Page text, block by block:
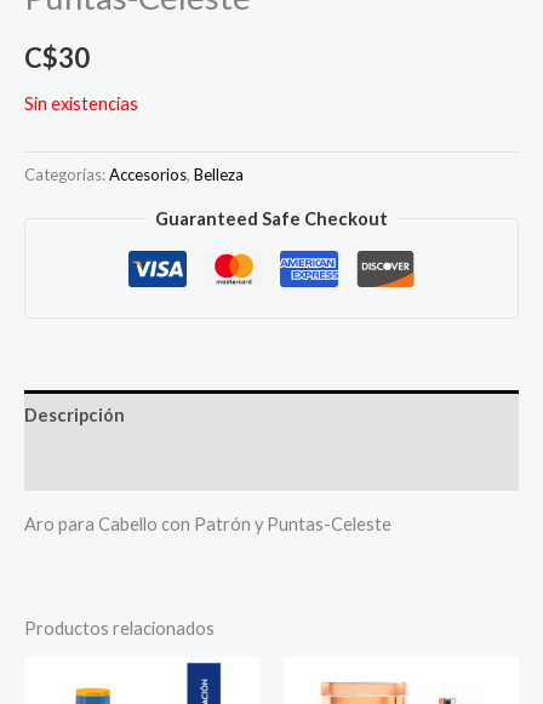
C$30
Sin existencias
Categorías:Accesorios, Belleza
Guaranteed Safe Checkout
Descripción
Aro para Cabello con Patrón y Puntas-Celeste
Productos relacionados